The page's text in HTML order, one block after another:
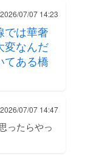
2026/07/07 14:23
では華奢
変なんだ
てある橋
2026/07/07 14:47
ったらやっ